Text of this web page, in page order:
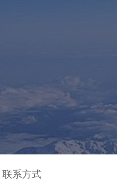
联系方式